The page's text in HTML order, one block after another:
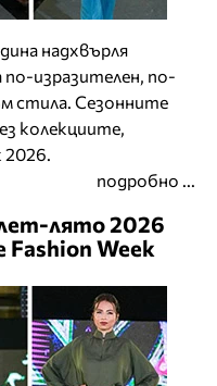
надхвърля
изразителен, по-
стила. Сезонните
колекциите,
2026.
подробно ...
лято 2026
Fashion Week